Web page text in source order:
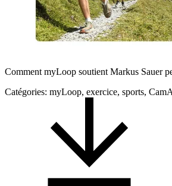
Comment myLoop soutient Markus Sauer
Catégories: myLoop, exercice, sports,